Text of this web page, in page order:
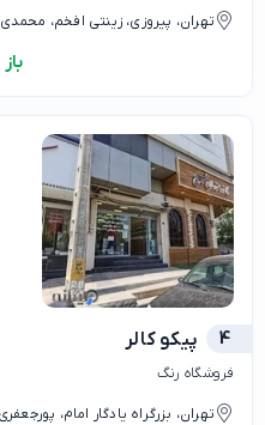
تهران، پیروزی، زینتی افخم،
باز
4 پیکو کالر
فروشگاه رنگ
تهران، بزرگراه یادگار امام،